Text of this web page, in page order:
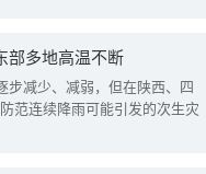
部多地高温不断
步减少、减弱，但在陕西、四
范连续降雨可能引发的次生灾